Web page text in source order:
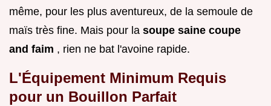
même, pour les plus aventureux, de la semoule de
maïs très fine. Mais pour la soupe saine coupe
and faim , rien ne bat l'avoine rapide.
L'Équipement Minimum Requis
pour un Bouillon Parfait